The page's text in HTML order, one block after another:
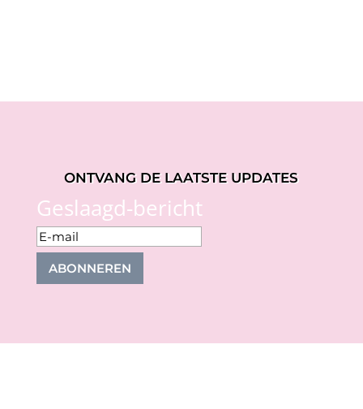
ONTVANG DE LAATSTE UPDATES
Geslaagd-bericht
ABONNEREN